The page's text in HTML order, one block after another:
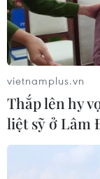
vietnamplus.vn
Thắp lên hy
liệt sỹ ở Lâm